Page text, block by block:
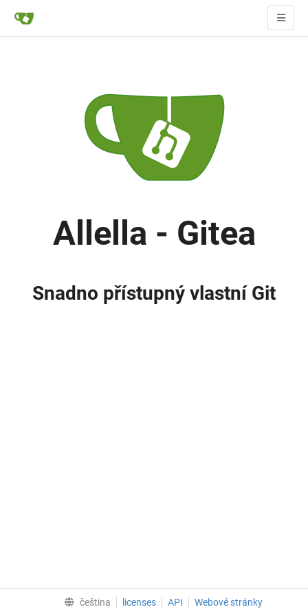
Allella - Gitea
Snadno přístupný vlastní Git
čeština licenses API Webové stránky